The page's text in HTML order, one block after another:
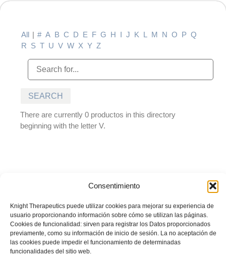
Consentimiento
Knight Therapeutics puede utilizar cookies para mejorar su experiencia de
usuario proporcionando información sobre cómo se utilizan las páginas.
Cookies de funcionalidad: sirven para registrar los Datos proporcionados
previamente, como su información de inicio de sesión. La no aceptación de
las cookies puede impedir el funcionamiento de determinadas
funcionalidades del sitio web.
All | # A B C D E F G H I J K L M N O P Q
R S T U V W X Y Z
There are currently 0 productos in this directory
beginning with the letter V.
© BIOTOSCANA FARMA DE PERÚ S.A.C. Todos los derechos
del titular.La información presentada es desarrollada con un
propósito informativo y no debe ser utilizada para realizar
diagnósticos o definir el tratamiento para alguna condición médica.
Recuerde siempre consultar sus inquietudes con su médico tratante.